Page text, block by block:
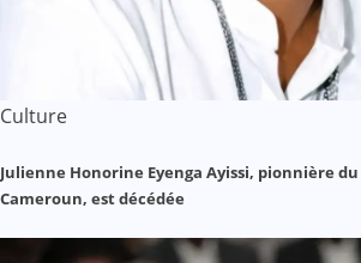
Culture
Julienne Honorine Eyenga Ayissi, pionnière
Cameroun, est décédée